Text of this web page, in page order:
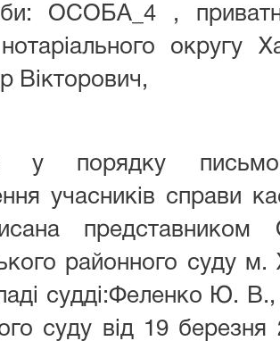
ОСОБА_4 ,
округу
Вікторович,
у порядку
учасників справи
районного суду м.
судді:Феленко Ю. В.,
суду від 19 березня